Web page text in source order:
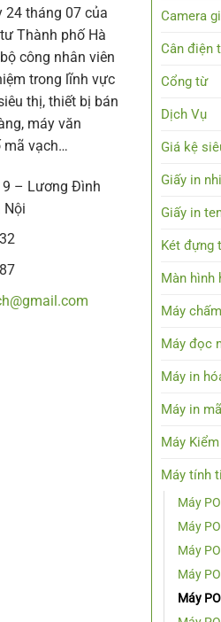
24 tháng 07 của
Thành phố Hà
công nhân viên
trong lĩnh vực
thị, thiết bị bán
máy văn
mã vạch…
– Lương Đình
Nội
Camera
Cân điện
Cổng từ
Dịch Vụ
Giá kệ
Giấy in
Giấy in
Két đựng
Màn hình
Máy
Máy đọc
Máy in
Máy in
Máy
Máy tính
Máy
Máy
Máy
Máy
Máy